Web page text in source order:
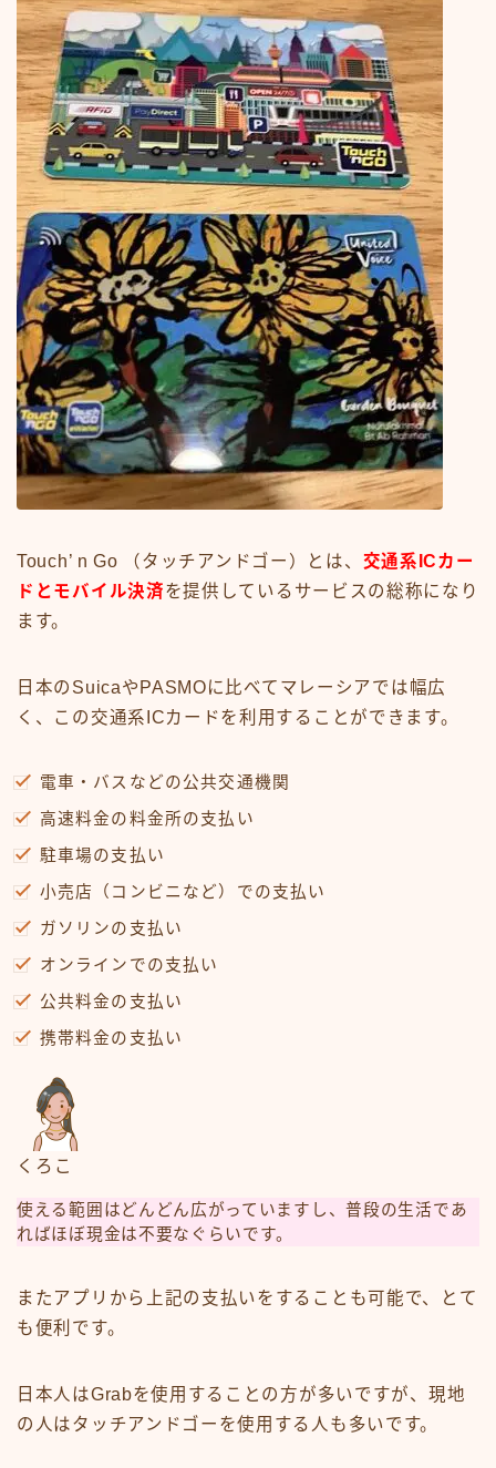
Touch’ n Go （タッチアンドゴー）とは、 交通系ICカー
ドとモバイル決済を提供しているサービスの総称になり
ます。
日本のSuicaやPASMOに比べてマレーシアでは幅広
く、この交通系ICカードを利用することができます。
電車・バスなどの公共交通機関
高速料金の料金所の支払い
駐車場の支払い
小売店（コンビニなど）での支払い
ガソリンの支払い
オンラインでの支払い
公共料金の支払い
携帯料金の支払い
くろこ
使える範囲はどんどん広がっていますし、普段の生活であ
ればほぼ現金は不要なぐらいです。
またアプリから上記の支払いをすることも可能で、とて
も便利です。
日本人はGrabを使用することの方が多いですが、現地
の人はタッチアンドゴーを使用する人も多いです。